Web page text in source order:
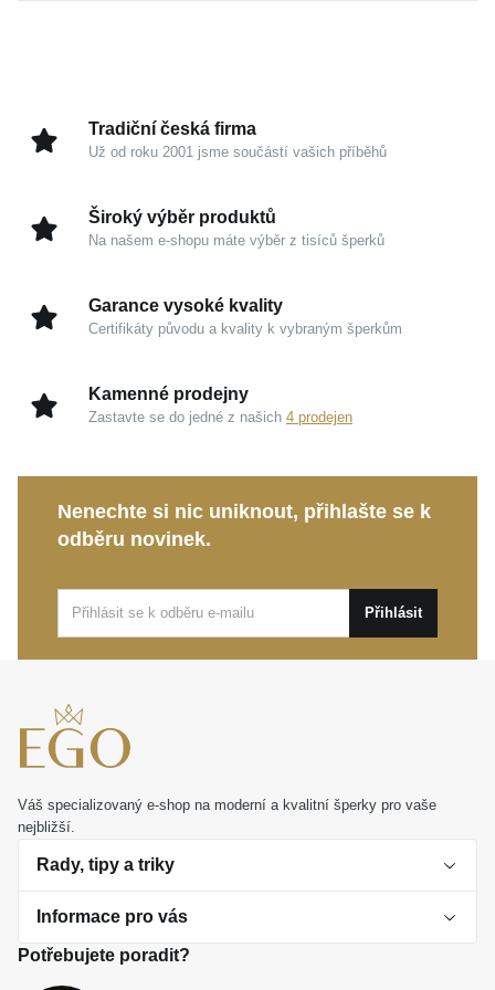
Kouzlo v detailech
kov s hřejivým tónem, který zaručuje dlouhodobou
oček, který krásně odráží světlo a dodává šperku
Univerzální využití:
Čisté provedení skvěle
funguje jako samostatný minimalistický doplněk,
představuje vkusný dárek, který zaručeně potěší ženu
s citem pro klasickou krásu. Bude vás s neuvěřitelnou
Tradiční česká firma
Už od roku 2001 jsme součástí vašich příběhů
Široký výběr produktů
Na našem e-shopu máte výběr z tisíců šperků
Garance vysoké kvality
Certifikáty původu a kvality k vybraným šperkům
Kamenné prodejny
Zastavte se do jedné z našich 4 prodejen
Nenechte si nic uniknout, přihlašte se k
odběru novinek.
Přihlásit
Váš specializovaný e-shop na moderní a kvalitní šperky pro vaše
nejbližší.
Rady, tipy a triky
O perlách
Jak vybrat perlový šperk
Informace pro vás
Potřebujete poradit?